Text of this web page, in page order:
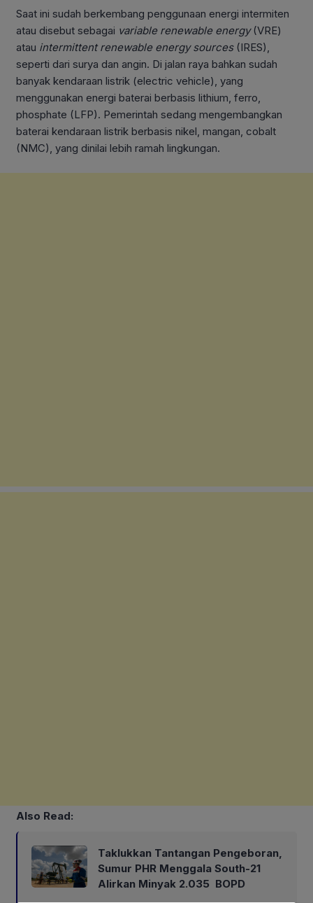
Saat ini sudah berkembang penggunaan energi intermiten
atau disebut sebagai variable renewable energy (VRE)
atau intermittent renewable energy sources(IRES),
seperti dari surya dan angin. Di jalan raya bahkan sudah
banyak kendaraan listrik (electric vehicle), yang
menggunakan energi baterai berbasis lithium, ferro,
phosphate (LFP). Pemerintah sedang mengembangkan
baterai kendaraan listrik berbasis nikel, mangan, cobalt
(NMC), yang dinilai lebih ramah lingkungan.
Also Read:
Taklukkan Tantangan Pengeboran,
Sumur PHR Menggala South-21
Alirkan Minyak 2.035 BOPD